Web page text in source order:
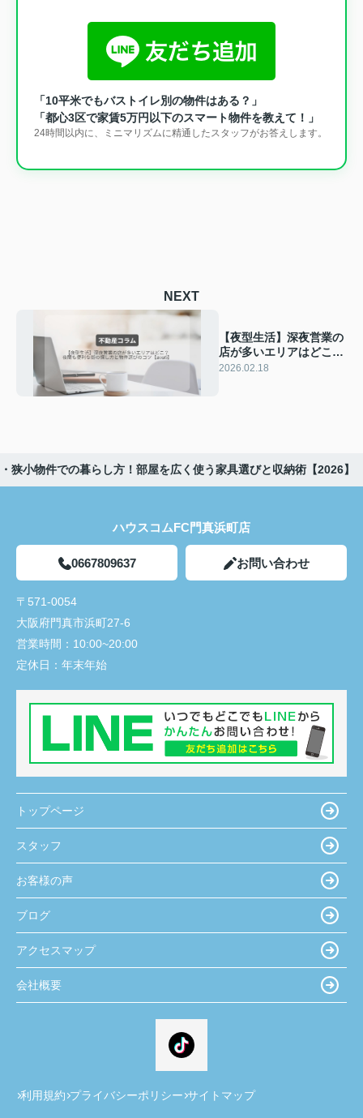
「10平米でもバストイレ別の物件はある？」
「都心3区で家賃5万円以下のスマート物件を教えて！」
24時間以内に、ミニマリズムに精通したスタッフがお答えします。
NEXT
【夜型生活】深夜営業の
店が多いエリアはどこ？
夜間も便利な街の探し方
2026.02.18
狭小物件での暮らし方！部屋を広く使う家具選びと収納術【2026】
ハウスコムFC門真浜町店
0667809637 お問い合わせ
〒571-0054
大阪府門真市浜町27-6
営業時間： 10:00~20:00
定休日： 年末年始
トップページ
スタッフ
お客様の声
ブログ
アクセスマップ
会社概要
利用規約 プライバシーポリシー サイトマップ